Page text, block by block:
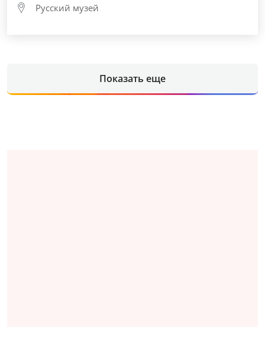
Русский музей
Показать еще